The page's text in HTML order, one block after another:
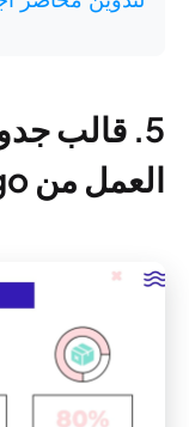
5. قالب
العمل من Sliesgo